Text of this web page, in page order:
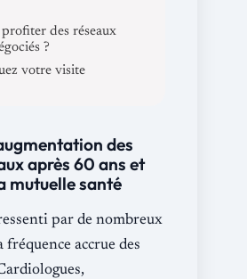
des réseaux
?
votre visite
des
après 60 ans et
mutuelle santé
par de nombreux
accrue des